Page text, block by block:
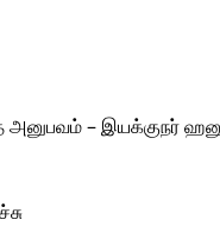
அனுபவம் – இயக்குநர் ஹனு